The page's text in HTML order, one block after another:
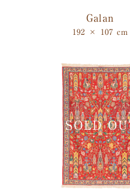
Galan
192 × 107 cm